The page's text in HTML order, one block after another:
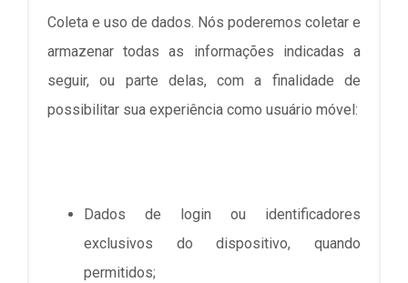
Coleta e uso de dados. Nós poderemos coletar e
armazenar todas as informações indicadas a
seguir, ou parte delas, com a finalidade de
possibilitar sua experiência como usuário móvel:
Dados de login ou identificadores
exclusivos do dispositivo, quando
permitidos;